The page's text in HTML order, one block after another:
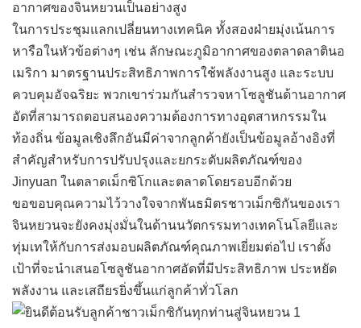
อากาศของจินหยวนเป็นอย่างสูง
ในการประชุมแลกเปลี่ยนทางเทคนิค ทั้งสองฝ่ายมุ่งเน้นการ
หารือในหัวข้อต่างๆ เช่น ลักษณะภูมิอากาศของตลาดลาตินอ
เมริกา มาตรฐานประสิทธิภาพการใช้พลังงานสูง และระบบ
ควบคุมอัจฉริยะ พวกเขาร่วมกันสำรวจหาโซลูชันด้านอากาศ
อัดที่สามารถตอบสนองความต้องการทางอุตสาหกรรมใน
ท้องถิ่น ข้อมูลเชิงลึกอันมีค่าจากลูกค้ายังเป็นข้อมูลอ้างอิงที่
สำคัญสำหรับการปรับปรุงและยกระดับผลิตภัณฑ์ของ
Jinyuan ในตลาดเม็กซิโกและตลาดโดยรอบอีกด้วย
ขอขอบคุณความไว้วางใจจากพันธมิตรชาวเม็กซิกันของเรา
จินหยวนจะยังคงมุ่งมั่นในด้านนวัตกรรมทางเทคโนโลยีและ
ทุ่มเทให้กับการส่งมอบผลิตภัณฑ์คุณภาพเยี่ยมต่อไป เราตั้ง
เป้าที่จะนำเสนอโซลูชันอากาศอัดที่มีประสิทธิภาพ ประหยัด
พลังงาน และเสถียรยิ่งขึ้นแก่ลูกค้าทั่วโลก